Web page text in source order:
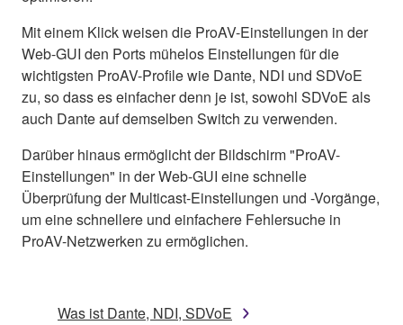
Mit einem Klick weisen die ProAV-Einstellungen in der
Web-GUI den Ports mühelos Einstellungen für die
wichtigsten ProAV-Profile wie Dante, NDI und SDVoE
zu, so dass es einfacher denn je ist, sowohl SDVoE als
auch Dante auf demselben Switch zu verwenden.
Darüber hinaus ermöglicht der Bildschirm "ProAV-
Einstellungen" in der Web-GUI eine schnelle
Überprüfung der Multicast-Einstellungen und -Vorgänge,
um eine schnellere und einfachere Fehlersuche in
ProAV-Netzwerken zu ermöglichen.
Was ist Dante, NDI, SDVoE